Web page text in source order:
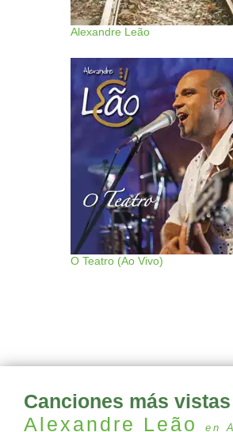
Alexandre Leão
O Teatro (Ao Vivo)
Canciones más
Alexandre Leão
en